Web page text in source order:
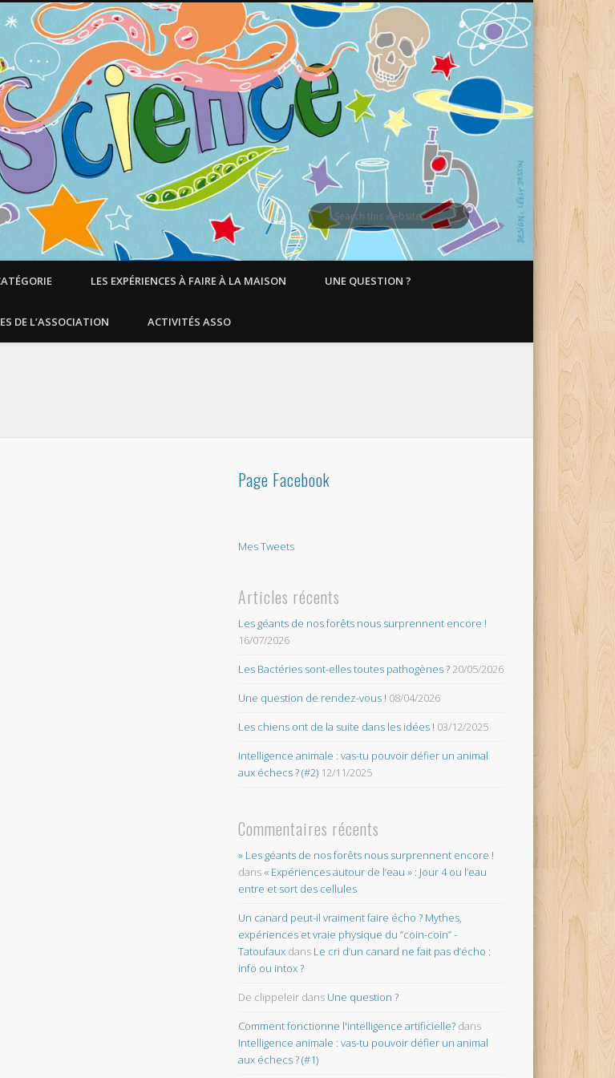
LES EXPÉRIENCES À FAIRE À LA MAISON UNE QUESTION ?
DE L’ASSOCIATION ACTIVITÉS ASSO
Page Facebook
Mes Tweets
Articles récents
Les géants de nos forêts nous surprennent encore !
16/07/2026
Les Bactéries sont-elles toutes pathogènes ?20/05/2026
Une question de rendez-vous ! 08/04/2026
Les chiens ont de la suite dans les idées ! 03/12/2025
Intelligence animale : vas-tu pouvoir défier un animal
aux échecs ? (#2) 12/11/2025
Commentaires récents
» Les géants de nos forêts nous surprennent encore !
dans « Expériences autour de l’eau » : Jour 4 ou l’eau
entre et sort des cellules
Un canard peut-il vraiment faire écho ? Mythes,
expériences et vraie physique du “coin-coin” -
Tatoufaux dans Le cri d’un canard ne fait pas d’écho :
info ou intox ?
De clippeleir dans Une question ?
Comment fonctionne l'intelligence artificielle? dans
Intelligence animale : vas-tu pouvoir défier un animal
aux échecs ? (#1)